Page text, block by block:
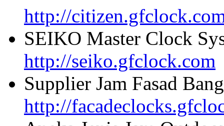
http://
SEIKO Master Clock
http://seiko.gfclock.com
Supplier Jam Fasad
http://